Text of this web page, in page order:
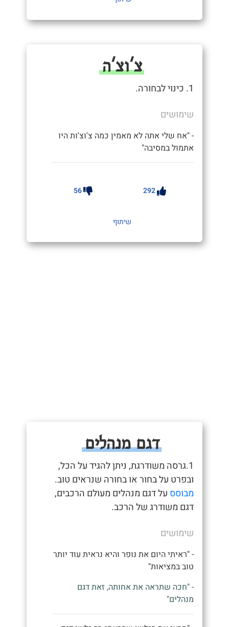
צ'וצ'ה
1. כינוי לבחורה.
שימושים
- "אח שלי אתה לא מאמין כמה צ'וצ'ות היו
אתמול במסיבה"
292
56
שיתוף
דגם מנהלים
1.גרסה משודרגת, ניתן להגיד על הכל,
ובפרט על בחור או בחורה שנראים טוב.
מבוסס על דגם מנהלים מעולם הרכבים,
דגם משודרג של הרכב.
שימושים
- "ראיתי היום את נופר והיא נראית עוד יותר
טוב במציאות"
- "חכה שתראה את אחותה, זאת דגם
מנהלים"